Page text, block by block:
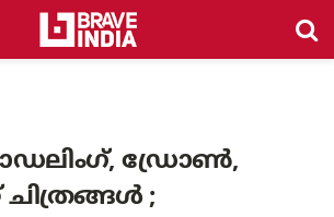
ഡ്രോൺ,
ചിത്രങ്ങൾ ;